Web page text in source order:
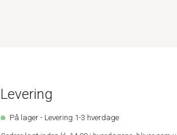
Levering
På lager - Levering 1-3 hverdage